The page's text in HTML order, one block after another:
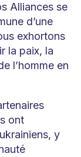
Alliances se
d’une
exhortons
la paix, la
l’homme en
ont
y